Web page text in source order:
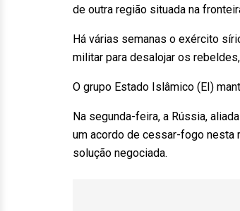
de outra região situada na
Há várias semanas o exército
militar para desalojar os
O grupo Estado Islâmico (EI)
Na segunda-feira, a Rússia,
um acordo de cessar-fogo nesta
solução negociada.